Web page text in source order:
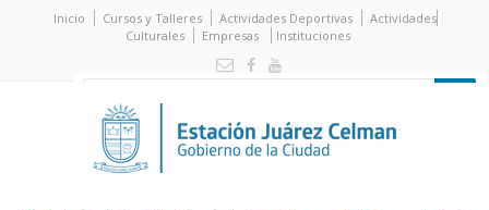
Inicio Cursos y Talleres Actividades Deportivas
Actividades
Culturales
Empresas Instituciones